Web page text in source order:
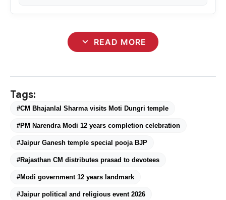
expand_more READ MORE
Tags:
#CM Bhajanlal Sharma visits Moti Dungri temple
#PM Narendra Modi 12 years completion celebration
#Jaipur Ganesh temple special pooja BJP
#Rajasthan CM distributes prasad to devotees
#Modi government 12 years landmark
#Jaipur political and religious event 2026